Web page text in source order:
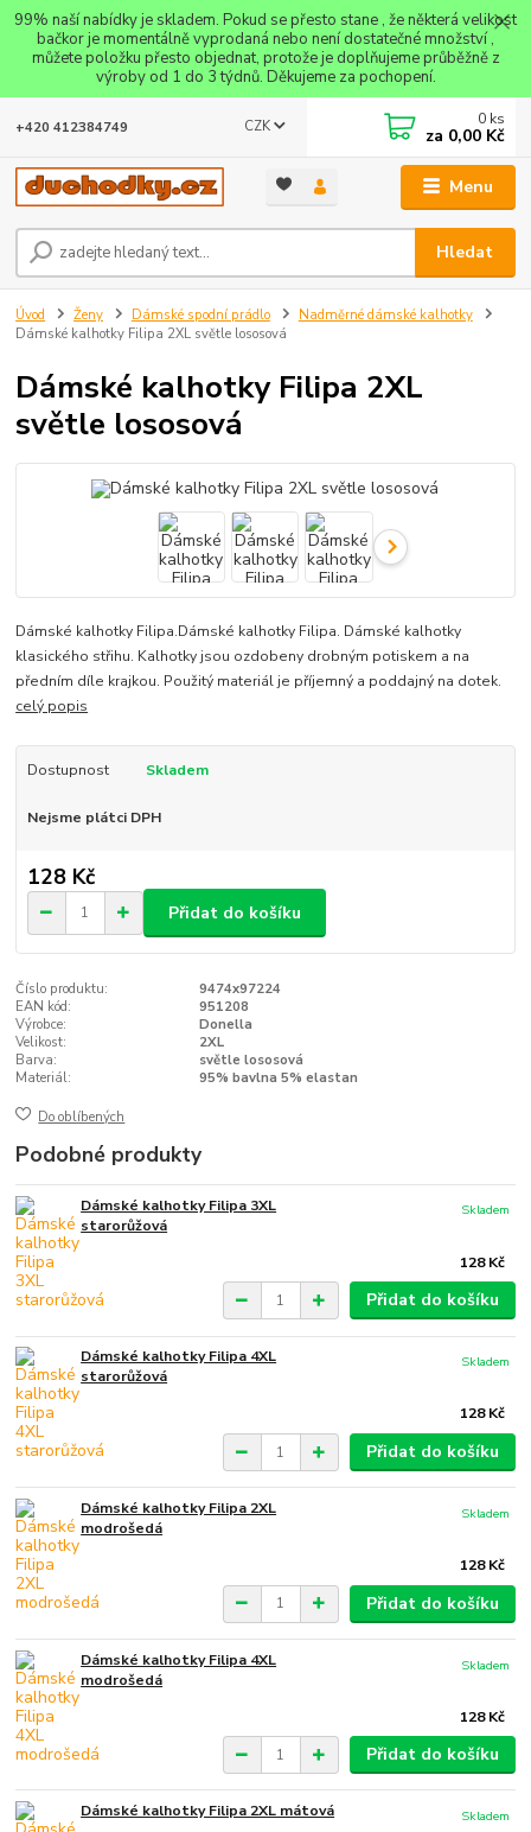
99% naší nabídky je skladem. Pokud se přesto stane , že některá velikost
bačkor je momentálně vyprodaná nebo není dostatečné množství ,
můžete položku přesto objednat, protože je doplňujeme průběžně z
výroby od 1 do 3 týdnů. Děkujeme za pochopení.
Menu
CZK
Hledat
+420 412384749 0 ks
za 0,00 Kč
Úvod Ženy Dámské spodní prádlo
Nadměrné dámské kalhotky
Dámské kalhotky Filipa 2XL světle lososová
Dámské kalhotky Filipa 2XL
světle lososová
Dámské kalhotky Filipa.Dámské kalhotky Filipa. Dámské kalhotky
klasického střihu. Kalhotky jsou ozdobeny drobným potiskem a na
předním díle krajkou. Použitý materiál je příjemný a poddajný na dotek.
celý popis
Dostupnost Skladem
Nejsme plátci DPH
128 Kč
Přidat do košíku
Číslo produktu:
9474x97224
EAN kód:
951208
Výrobce:
Donella
Velikost:
2XL
Barva:
světle lososová
Materiál:
95% bavlna 5% elastan
Do oblíbených
Podobné produkty
Dámské kalhotky Filipa 3XL
starorůžová
128 Kč
Skladem
Přidat do košíku
Dámské kalhotky Filipa 4XL
starorůžová
128 Kč
Skladem
Přidat do košíku
Dámské kalhotky Filipa 2XL
modrošedá
128 Kč
Skladem
Přidat do košíku
Dámské kalhotky Filipa 4XL
modrošedá
128 Kč
Skladem
Přidat do košíku
Dámské kalhotky Filipa 2XL mátová
Skladem